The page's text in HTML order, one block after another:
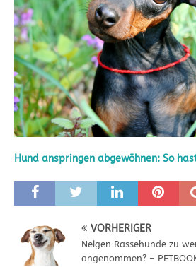
Hund anspringen abgewöhnen: So
VORHERIGER
Neigen Rassehunde zu
angenommen? –